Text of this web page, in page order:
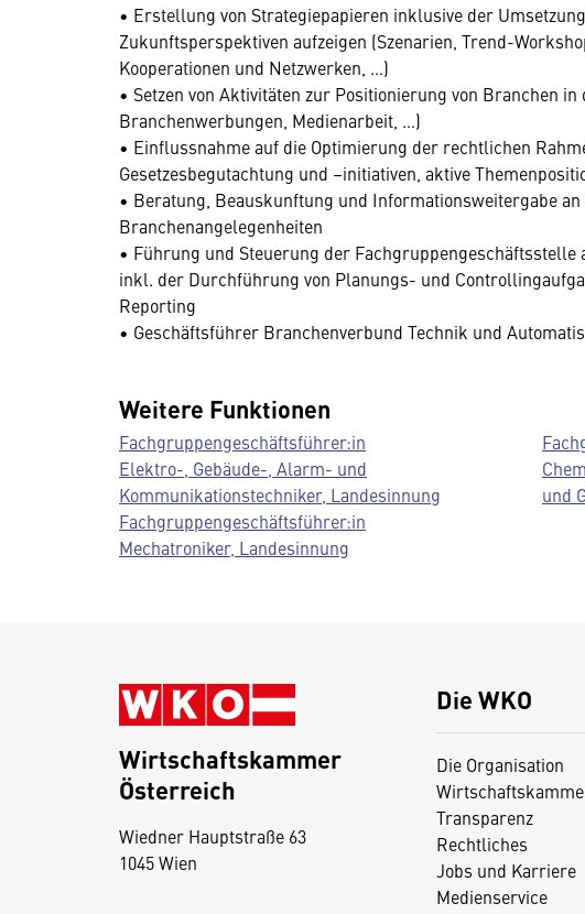
• Erstellung von Strategiepapieren inklusive der
Zukunftsperspektiven aufzeigen (Szenarien, Trend-
Kooperationen und Netzwerken, …)
• Setzen von Aktivitäten zur Positionierung von Branchen
Branchenwerbungen, Medienarbeit, …)
• Einflussnahme auf die Optimierung der rechtlichen
Gesetzesbegutachtung und –initiativen, aktive
• Beratung, Beauskunftung und Informationsweitergabe
Branchenangelegenheiten
• Führung und Steuerung der Fachgruppengeschäftsstelle
inkl. der Durchführung von Planungs- und
Reporting
• Geschäftsführer Branchenverbund Technik und
Weitere Funktionen
Fachgruppengeschäftsführer:in
Elektro-, Gebäude-, Alarm- und
Kommunikationstechniker, Landesinnung
und
Fachgruppengeschäftsführer:in
Mechatroniker, Landesinnung
Die WKO
Die Organisation
Transparenz
Rechtliches
Jobs und Karriere
Medienservice
Wirtschaftskammer
Österreich
Wiedner Hauptstraße 63
1045 Wien